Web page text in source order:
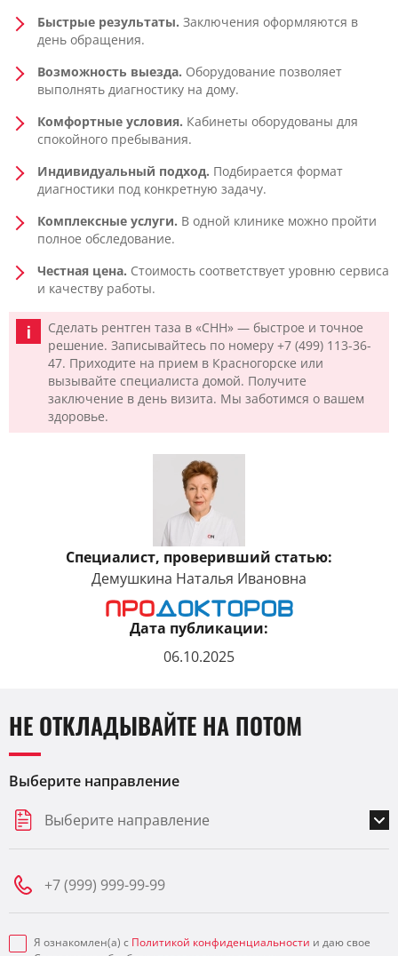
Быстрые результаты. Заключения оформляются в
день обращения.
Возможность выезда. Оборудование позволяет
выполнять диагностику на дому.
Комфортные условия. Кабинеты оборудованы для
спокойного пребывания.
Индивидуальный подход. Подбирается формат
диагностики под конкретную задачу.
Комплексные услуги. В одной клинике можно пройти
полное обследование.
Честная цена. Стоимость соответствует уровню сервиса
и качеству работы.
Сделать рентген таза в «CHH» — быстрое и точное
решение. Записывайтесь по номеру +7 (499) 113-36-
47. Приходите на прием в Красногорске или
вызывайте специалиста домой. Получите
заключение в день визита. Мы заботимся о вашем
здоровье.
Специалист, проверивший статью:
Демушкина Наталья Ивановна
Дата публикации:
06.10.2025
НЕ ОТКЛАДЫВАЙТЕ НА ПОТОМ
Выберите направление
Выберите направление
Я ознакомлен(а) с Политикой конфиденциальности и даю свое